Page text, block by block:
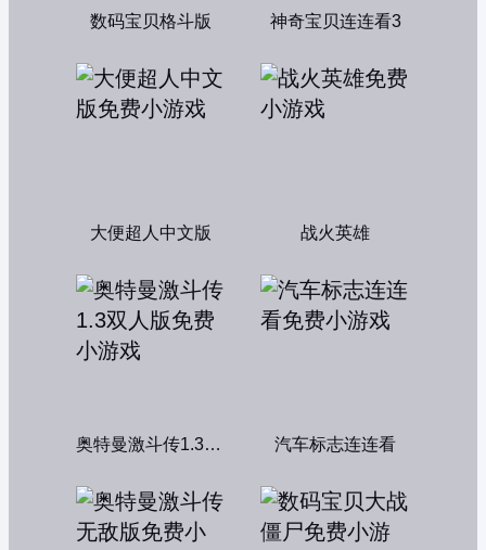
数码宝贝格斗版 神奇宝贝连连看3
大便超人中文版 战火英雄
奥特曼激斗传1.3双人版 汽车标志连连看